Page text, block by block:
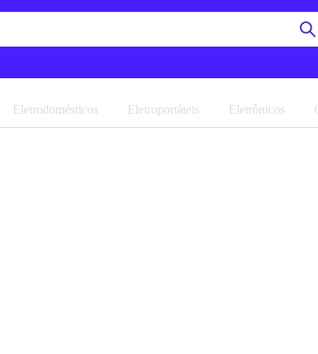
Eletrodomésticos Eletroportáteis Eletrônicos